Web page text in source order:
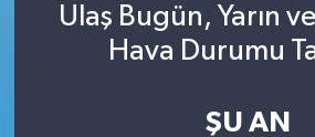
Ulaş Bugün, Yarın
Hava Durumu
ŞU AN
Süper Lig Puan Durumu ve
Son Dakika Haberleri